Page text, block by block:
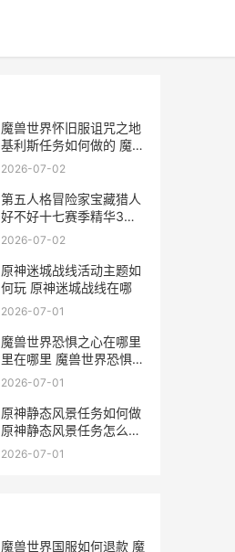
魔兽世界怀旧服诅咒之地
基利斯任务如何做的 魔兽
世界怀旧服什么时候开的
2026-07-02
第五人格冒险家宝藏猎人
好不好十七赛季精华3冒
险家皮肤说明 第五人格冒
2026-07-02
原神迷城战线活动主题如
何玩 原神迷城战线在哪
2026-07-01
魔兽世界恐惧之心在哪里
里在哪里 魔兽世界恐惧之
心
2026-07-01
原神静态风景任务如何做
原神静态风景任务怎么做
攻略视频_1
2026-07-01
魔兽世界国服如何退款 魔